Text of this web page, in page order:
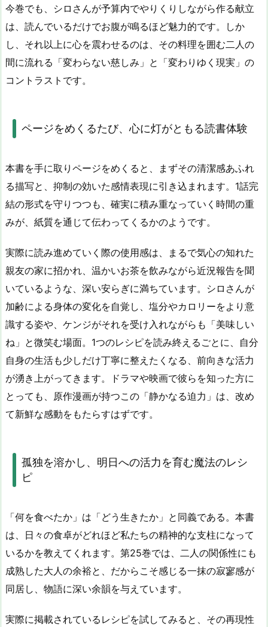
今巻でも、シロさんが予算内でやりくりしながら作る献立
は、読んでいるだけでお腹が鳴るほど魅力的です。しか
し、それ以上に心を震わせるのは、その料理を囲む二人の
間に流れる「変わらない慈しみ」と「変わりゆく現実」の
コントラストです。
ページをめくるたび、心に灯がともる読書体験
本書を手に取りページをめくると、まずその清潔感あふれ
る描写と、抑制の効いた感情表現に引き込まれます。 1話完
結の形式を守りつつも、確実に積み重なっていく時間の重
みが、紙質を通じて伝わってくるかのようです。
実際に読み進めていく際の使用感は、まるで気心の知れた
親友の家に招かれ、温かいお茶を飲みながら近況報告を聞
いているような、深い安らぎに満ちています。シロさんが
加齢による身体の変化を自覚し、塩分やカロリーをより意
識する姿や、ケンジがそれを受け入れながらも「美味しい
ね」と微笑む場面。 1つのレシピを読み終えるごとに、自分
自身の生活も少しだけ丁寧に整えたくなる、前向きな活力
が湧き上がってきます。ドラマや映画で彼らを知った方に
とっても、原作漫画が持つこの「静かなる迫力」は、改め
て新鮮な感動をもたらすはずです。
孤独を溶かし、明日への活力を育む魔法のレシ
ピ
「何を食べたか」は「どう生きたか」と同義である。本書
は、日々の食卓がどれほど私たちの精神的な支柱になって
いるかを教えてくれます。第25巻では、二人の関係性にも
成熟した大人の余裕と、だからこそ感じる一抹の寂寥感が
同居し、物語に深い余韻を与えています。
実際に掲載されているレシピを試してみると、その再現性